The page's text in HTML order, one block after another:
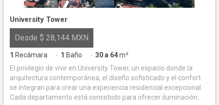
University Tower
Desde $ 28,144 MXN
1 Recámara · 1 Baño · 30 a 64m²
El privilegio de vivir en University Tower, un espacio donde la
arquitectura contemporánea, el diseño sofisticado y el confort
se integran para crear una experiencia residencial excepcional.
Cada departamento está concebido para ofrecer iluminación